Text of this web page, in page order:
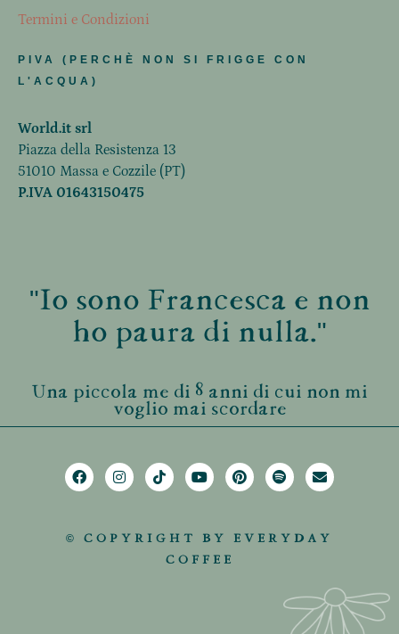
Termini e Condizioni
PIVA (PERCHÈ NON SI FRIGGE CON
L'ACQUA)
World.it srl
Piazza della Resistenza 13
51010 Massa e Cozzile (PT)
P.IVA 01643150475
"Io sono Francesca e non
ho paura di nulla."
Una piccola me di 8 anni di cui non mi
voglio mai scordare
© COPYRIGHT BY EVERYDAY
COFFEE